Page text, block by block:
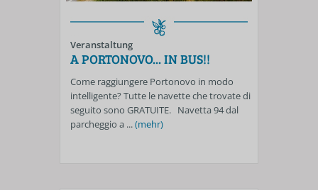
Veranstaltung
A PORTONOVO... IN BUS!!
Come raggiungere Portonovo in modo
intelligente? Tutte le navette che trovate di
seguito sono GRATUITE. Navetta 94 dal
parcheggio a ...(mehr)